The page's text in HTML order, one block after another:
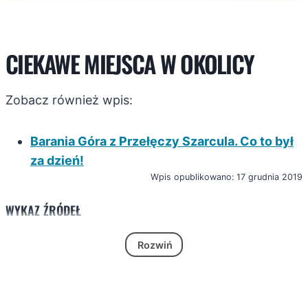
CIEKAWE MIEJSCA W OKOLICY
Zobacz również wpis:
Barania Góra z Przełęczy Szarcula. Co to był
za dzień!
Wpis opublikowano: 17 grudnia 2019
WYKAZ ŹRÓDEŁ
Rozwiń